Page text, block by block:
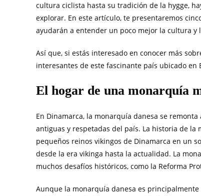
cultura ciclista hasta su tradición de la hygge,
explorar. En este artículo, te presentaremos
ayudarán a entender un poco mejor la cultura y
Así que, si estás interesado en conocer más
interesantes de este fascinante país ubicado en
El hogar de una monarquía
En Dinamarca, la monarquía danesa se
antiguas y respetadas del país. La historia de la
pequeños reinos vikingos de Dinamarca en un
desde la era vikinga hasta la actualidad. La
muchos desafíos históricos, como la Reforma
Aunque la monarquía danesa es